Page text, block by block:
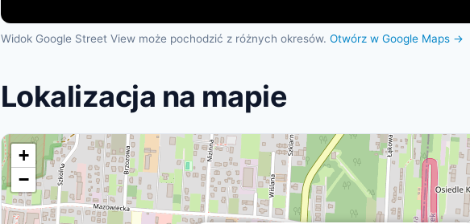
Widok Google Street View może pochodzić z różnych okresów. Otwórz w Google Maps →
Lokalizacja na mapie
+
−